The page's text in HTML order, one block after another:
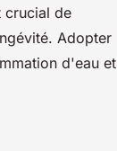
crucial de
Adopter
d'eau et